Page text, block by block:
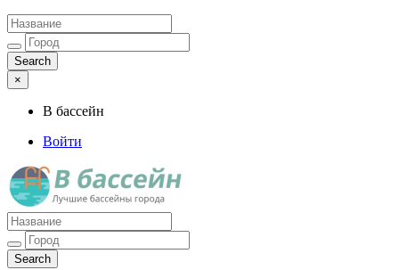
×
В бассейн
Войти
Лучшие бассейны города